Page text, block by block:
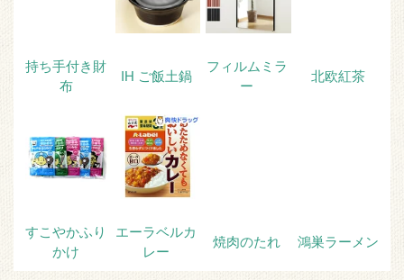
持ち手付き財
布
IH ご飯土鍋
フィルムミラ
ー
北欧紅茶
すこやかふり
かけ
エーラベルカ
レー
焼肉のたれ 鴻巣ラーメン